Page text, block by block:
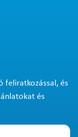
feliratkozással, és
és